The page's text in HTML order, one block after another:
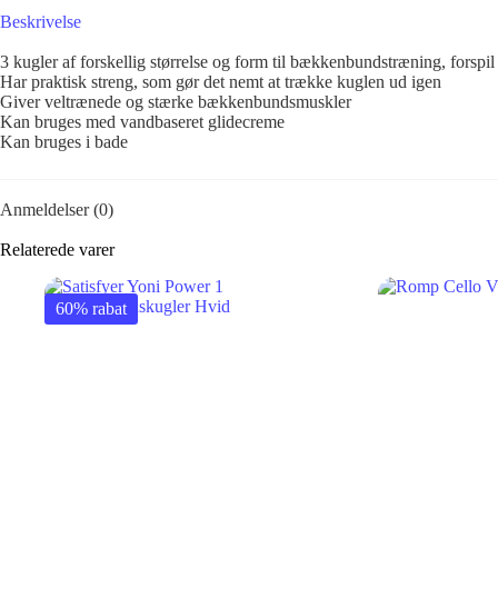
Beskrivelse
3 kugler af forskellig størrelse og form til bækkenbundstræning, forspil
Har praktisk streng, som gør det nemt at trække kuglen ud igen
Giver veltrænede og stærke bækkenbundsmuskler
Kan bruges med vandbaseret glidecreme
Kan bruges i bade
Anmeldelser (0)
Relaterede varer
60% rabat